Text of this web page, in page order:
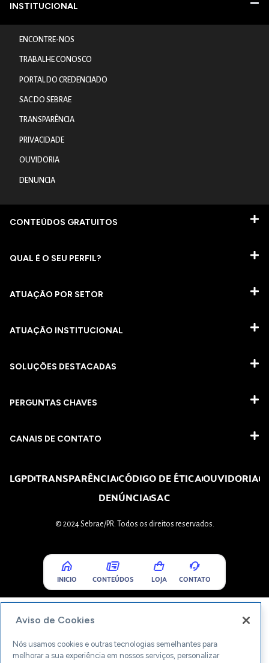
INSTITUCIONAL
ENCONTRE-NOS
TRABALHE CONOSCO
PORTAL DO CREDENCIADO
SAC DO SEBRAE
TRANSPARÊNCIA
PRIVACIDADE
OUVIDORIA
DENUNCIA
CONTEÚDOS GRATUITOS
QUAL É O SEU PERFIL?
ATUAÇÃO POR SETOR
ATUAÇÃO INSTITUCIONAL
SOLUÇÕES DESTACADAS
PERGUNTAS CHAVES​
CANAIS DE CONTATO
LGPDTRANSPARÊNCIACÓDIGO DE ÉTICAOUVIDORIA
DENÚNCIASAC
© 2024 Sebrae/PR. Todos os direitos reservados.
INICIO CONTEÚDOS LOJA CONTATO
Aviso de Cookies
Nós usamos cookies e outras tecnologias semelhantes para
melhorar a sua experiência em nossos serviços, personalizar